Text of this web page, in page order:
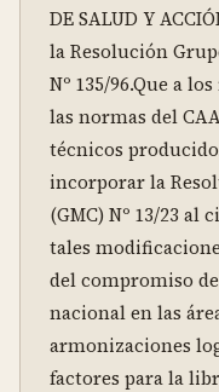
DE SALUD Y
la Resolución
Nº 135/96.Que a
las normas del
técnicos
incorporar la
(GMC) Nº 13/23
tales
del compromiso
nacional en las
armonizaciones
factores para la